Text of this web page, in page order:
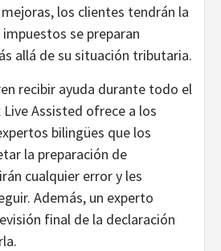
los clientes tendrán la
se preparan
allá de su situación tributaria.
recibir ayuda durante todo el
Assisted ofrece a los
bilingües que los
la preparación de
cualquier error y les
Además, un experto
final de la declaración